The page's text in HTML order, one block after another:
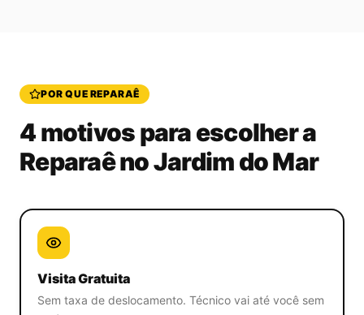
POR QUE REPARAÊ
4 motivos para escolher a
Reparaêno Jardim do Mar
Visita Gratuita
Sem taxa de deslocamento. Técnico vai até você sem